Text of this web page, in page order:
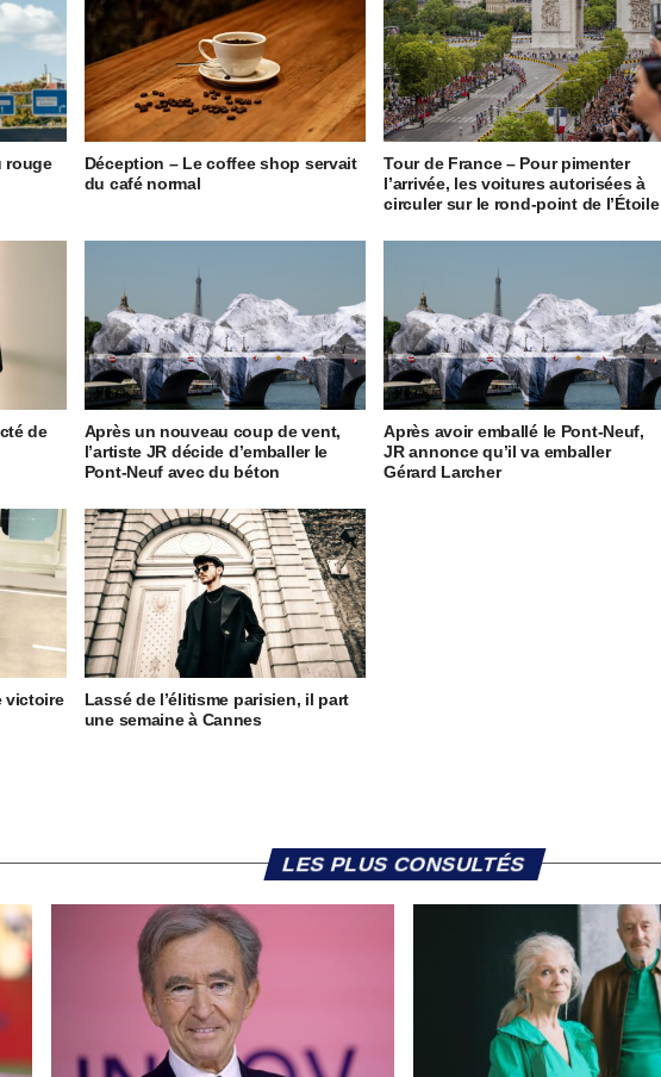
rouge
Déception – Le coffee shop servait
du café normal
Tour de France – Pour pimenter
l’arrivée, les voitures autorisées à
circuler sur le rond-point de l’Étoile
de
Après un nouveau coup de vent,
l’artiste JR décide d’emballer le
Pont-Neuf avec du béton
Après avoir emballé le Pont-Neuf,
JR annonce qu’il va emballer
Gérard Larcher
victoire
Lassé de l’élitisme parisien, il part
une semaine à Cannes
LES PLUS CONSULTÉS